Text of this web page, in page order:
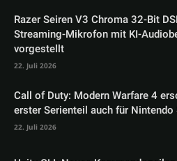
Razer Seiren V3 Chroma 32-Bit
Streaming-Mikrofon mit KI-
vorgestellt
22. Juli 2026
Call of Duty: Modern Warfare 4
erster Serienteil auch für Nintendo
22. Juli 2026